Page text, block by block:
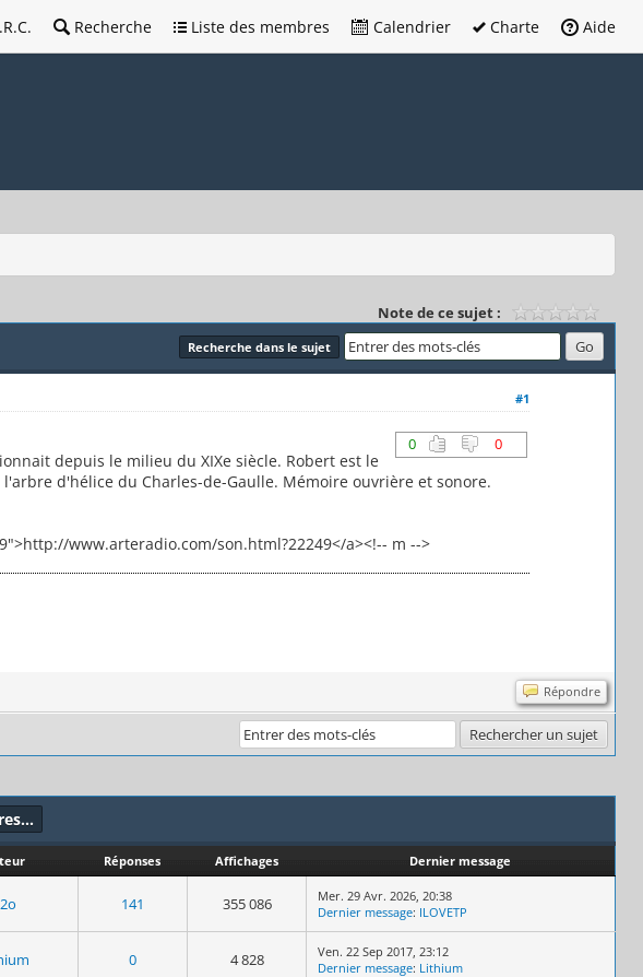
Recherche Liste des membres Calendrier Charte Aide
Note de ce sujet :
Recherche dans le sujet
#1
0 0
depuis le milieu du XIXe siècle. Robert est le
d'hélice du Charles-de-Gaulle. Mémoire ouvrière et sonore.
www.arteradio.com/son.html?22249</a><!-- m -->
Répondre
Réponses Affichages Dernier message
141 355 086
Mer. 29 Avr. 2026, 20:38
Dernier message: ILOVETP
0 4 828
Ven. 22 Sep 2017, 23:12
Dernier message: Lithium